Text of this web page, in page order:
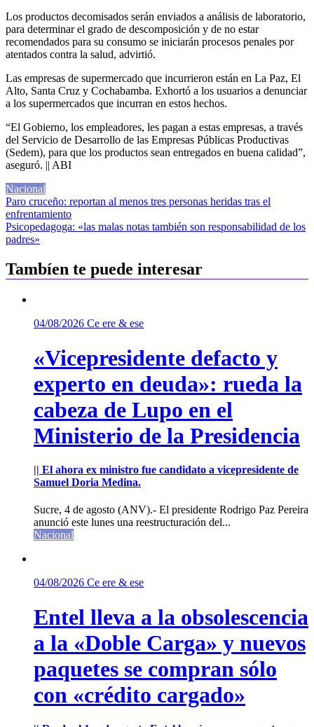
Los productos decomisados serán enviados a análisis de laboratorio,
para determinar el grado de descomposición y de no estar
recomendados para su consumo se iniciarán procesos penales por
atentados contra la salud, advirtió.
Las empresas de supermercado que incurrieron están en La Paz, El
Alto, Santa Cruz y Cochabamba. Exhortó a los usuarios a denunciar
a los supermercados que incurran en estos hechos.
“El Gobierno, los empleadores, les pagan a estas empresas, a través
del Servicio de Desarrollo de las Empresas Públicas Productivas
(Sedem), para que los productos sean entregados en buena calidad”,
aseguró. || ABI
Nacional
Navegación
de
entradas
Paro cruceño: reportan al menos tres personas heridas tras el
enfrentamiento
Psicopedagoga: «las malas notas también son responsabilidad de los
padres»
Tambíen te puede interesar
04/08/2026 Ce ere & ese
«Vicepresidente defacto y
experto en deuda»: rueda la
cabeza de Lupo en el
Ministerio de la Presidencia
|| El ahora ex ministro fue candidato a vicepresidente de
Samuel Doria Medina.
Sucre, 4 de agosto (ANV).- El presidente Rodrigo Paz Pereira
anunció este lunes una reestructuración del...
Nacional
04/08/2026 Ce ere & ese
Entel lleva a la obsolescencia
a la «Doble Carga» y nuevos
paquetes se compran sólo
con «crédito cargado»